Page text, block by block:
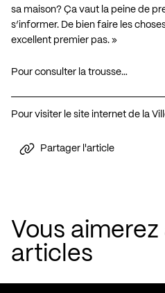
sa maison? Ça vaut la peine de
s’informer. De bien faire les
excellent premier pas. »
Pour consulter la trousse…
Pour visiter le site internet de la
Partager l'article
Vous
articles